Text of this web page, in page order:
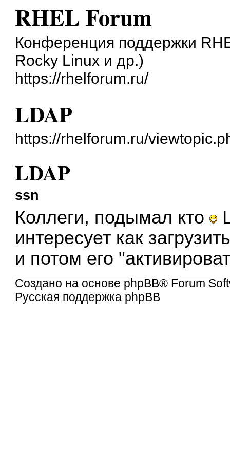
RHEL Forum
Конференция поддержки
Rocky Linux и др.)
https://rhelforum.ru/
LDAP
https://rhelforum.ru/
LDAP
ssn
Коллеги, подымал кто
интересует как
и потом его
Создано на основе phpBB® Forum
Русская поддержка phpBB